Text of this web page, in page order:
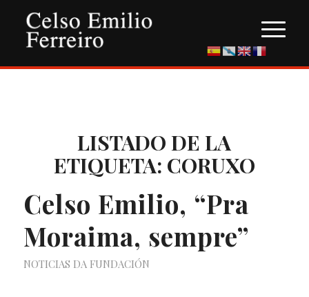
LISTADO DE LA
ETIQUETA: CORUXO
Celso Emilio, “Pra
Moraima, sempre”
NOTICIAS DA FUNDACIÓN